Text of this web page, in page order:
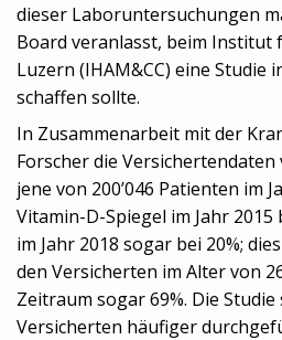
dieser Laboruntersuchungen
Board veranlasst, beim Institut
Luzern (IHAM&CC) eine
schaffen sollte.
In Zusammenarbeit mit der
Forscher die Versichertendaten
jene von 200’046 Patienten im
Vitamin-D-Spiegel im Jahr
im Jahr 2018 sogar bei 20%;
den Versicherten im Alter von
Zeitraum sogar 69%. Die
Versicherten häufiger